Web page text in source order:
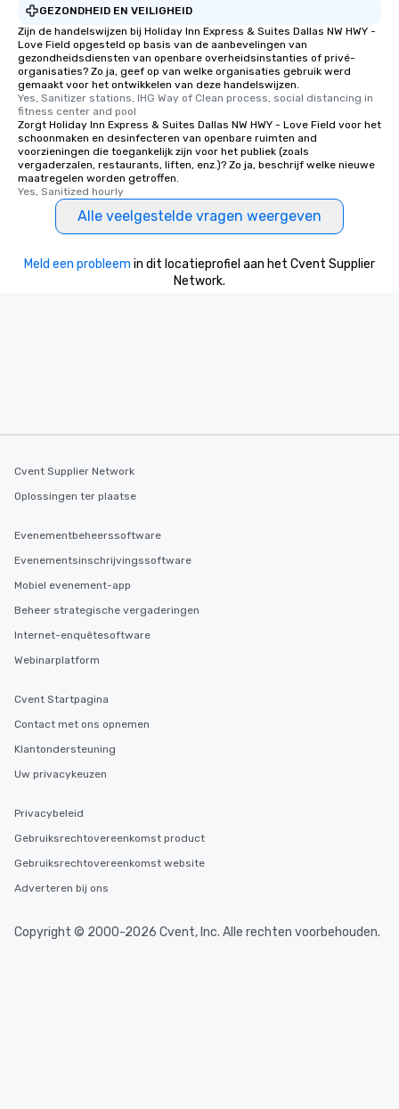
GEZONDHEID EN VEILIGHEID
Zijn de handelswijzen bij Holiday Inn Express & Suites Dallas NW HWY -
Love Field opgesteld op basis van de aanbevelingen van
gezondheidsdiensten van openbare overheidsinstanties of privé-
organisaties? Zo ja, geef op van welke organisaties gebruik werd
gemaakt voor het ontwikkelen van deze handelswijzen.
Yes, Sanitizer stations, IHG Way of Clean process, social distancing in
fitness center and pool
Zorgt Holiday Inn Express & Suites Dallas NW HWY - Love Field voor het
schoonmaken en desinfecteren van openbare ruimten and
voorzieningen die toegankelijk zijn voor het publiek (zoals
vergaderzalen, restaurants, liften, enz.)? Zo ja, beschrijf welke nieuwe
maatregelen worden getroffen.
Yes, Sanitized hourly
Alle veelgestelde vragen weergeven
Meld een probleem in dit locatieprofiel aan het Cvent Supplier
Network.
Cvent Supplier Network
Oplossingen ter plaatse
Evenementbeheerssoftware
Evenementsinschrijvingssoftware
Mobiel evenement-app
Beheer strategische vergaderingen
Internet-enquêtesoftware
Webinarplatform
Cvent Startpagina
Contact met ons opnemen
Klantondersteuning
Uw privacykeuzen
Privacybeleid
Gebruiksrechtovereenkomst product
Gebruiksrechtovereenkomst website
Adverteren bij ons
Copyright © 2000-2026 Cvent, Inc. Alle rechten voorbehouden.